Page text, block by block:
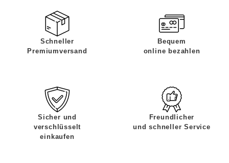
Schneller
Premiumversand
Bequem
online bezahlen
Sicher und
verschlüsselt
einkaufen
Freundlicher
und schneller Service